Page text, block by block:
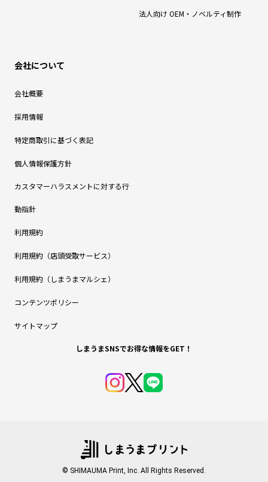
法人向け OEM・ノベルティ制作
会社について
会社概要
採用情報
特定商取引に基づく表記
個人情報保護方針
カスタマーハラスメントに対する行
動指針
利用規約
利用規約（店頭受取サービス）
利用規約（しまうまマルシェ）
コンテンツポリシー
サイトマップ
しまうまSNSでお得な情報をGET！
© SHIMAUMA Print, Inc. All Rights Reserved.